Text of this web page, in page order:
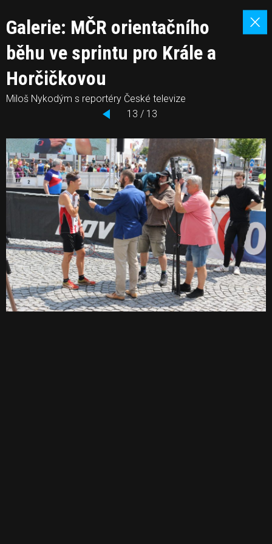
Galerie: MČR orientačního
běhu ve sprintu pro Krále a
Horčičkovou
Miloš Nykodým s reportéry České televize
13 / 13